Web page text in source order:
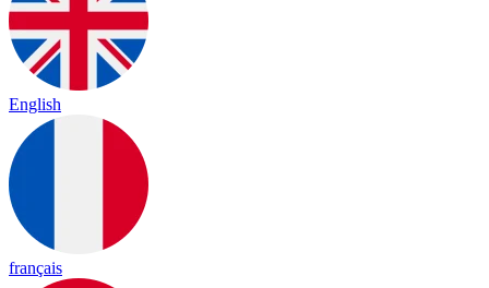
English
français